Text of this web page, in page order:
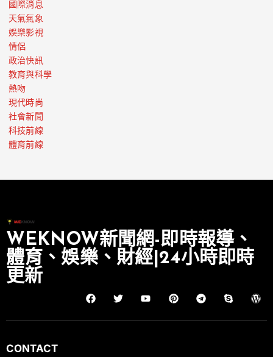
國際消息
天氣氣象
娛樂影視
情侶
政治快訊
教育與科學
熱吻
現代時尚
社會新聞
科技前線
體育前線
WEKNOW新聞網-即時報導、
體育、娛樂、財經|24小時即時
更新
CONTACT